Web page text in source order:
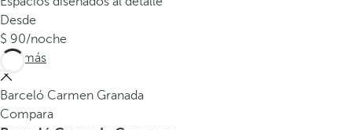
t
a
n
e
m
e
Desde
90/noche
Ver más
Barceló Carmen Granada
Compara